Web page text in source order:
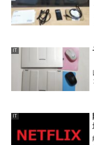
IT
IT